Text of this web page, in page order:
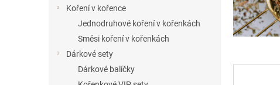
Koření v kořence
Jednodruhové koření v kořenkách
Směsi koření v kořenkách
Dárkové sety
Dárkové balíčky